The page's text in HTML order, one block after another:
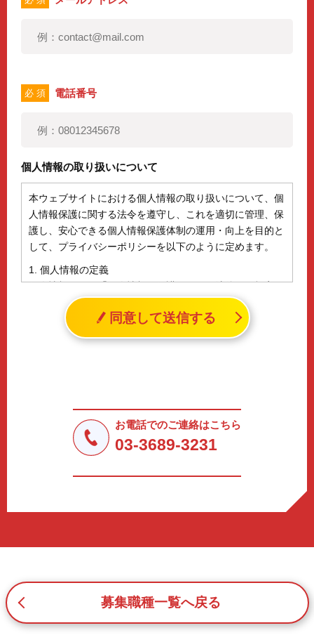
必 須 電話番号
個人情報の取り扱いについて
本ウェブサイトにおける個人情報の取り扱いについて、個
人情報保護に関する法令を遵守し、これを適切に管理、保
護し、安心できる個人情報保護体制の運用・向上を目的と
して、プライバシーポリシーを以下のように定めます。
1. 個人情報の定義
個人情報とは、「個人情報の保護に関する法律」に規定さ
れる生存する個人に関する情報であって、氏名、生年月日
その他の記述等により特定の個人を識別することができる
情報（個人識別情報）を指します。
a.応募者等からのお問い合わせに対応・管理するため
b.本ウェブサイトにおけるサービスの提供・運用のため
3. プライバシー尊重
4. 法令等の遵守
応募者等の個人情報の取得、利用その他一切の取り扱いに
令、及び本プライバシーポリシーを遵守します。
同意して送信する
お電話でのご連絡はこちら
03-3689-3231
募集職種一覧へ戻る